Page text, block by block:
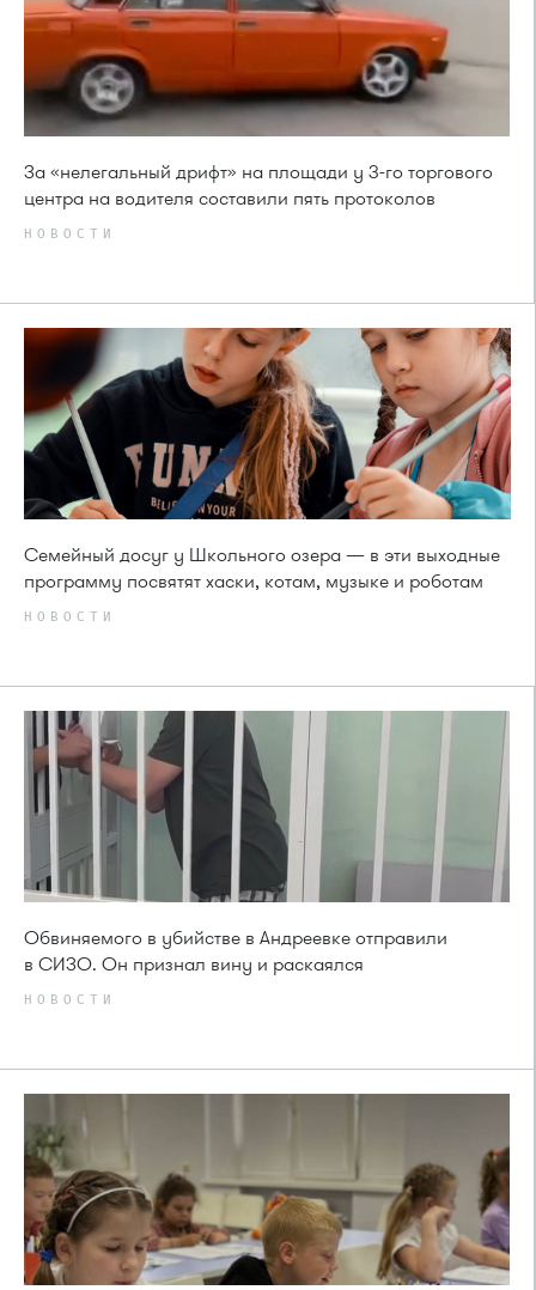
За «нелегальный дрифт» на площади у 3-го торгового
центра на водителя составили пять протоколов
НОВОСТИ
Семейный досуг у Школьного озера — в эти выходные
программу посвятят хаски, котам, музыке и роботам
НОВОСТИ
Обвиняемого в убийстве в Андреевке отправили
в СИЗО. Он признал вину и раскаялся
НОВОСТИ